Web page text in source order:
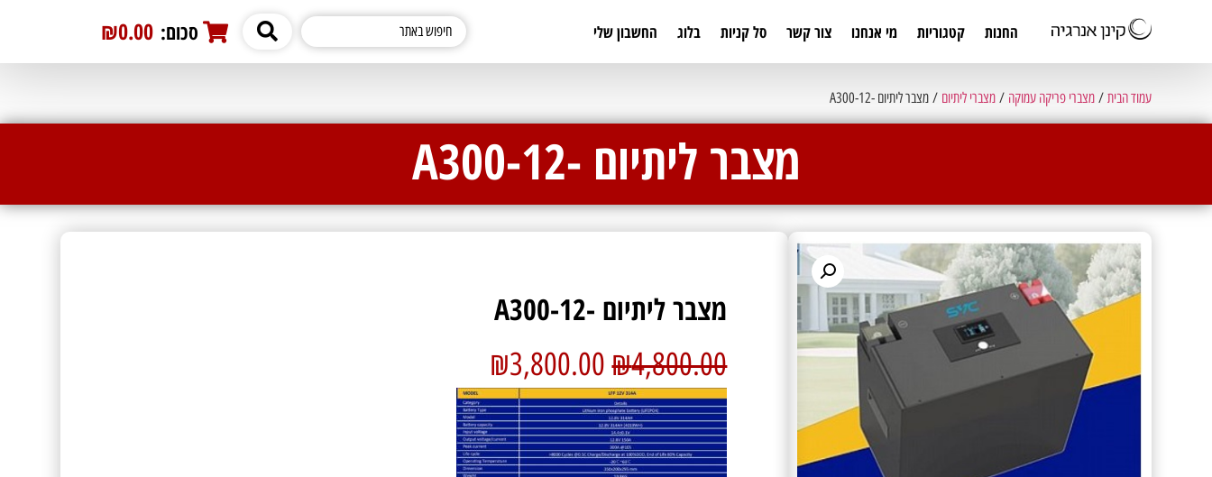
החנות קטגוריות מי אנחנו צור קשר סל קניות בלוג החשבון שלי סכום: 0
₪0.00
עמוד הבית /מצברי פריקה עמוקה /מצברי ליתיום / מצבר ליתיום -A300-12
מצבר ליתיום -A300-12
מצבר ליתיום -A300-12
₪4,800.00
₪3,800.00